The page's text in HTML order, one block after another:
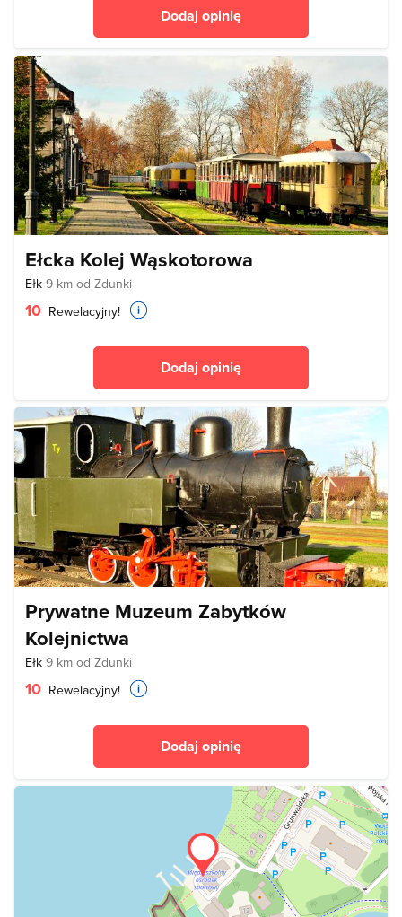
Dodaj opinię
Ełcka Kolej Wąskotorowa
Ełk 9 km od Zdunki
10 Rewelacyjny!
Dodaj opinię
Prywatne Muzeum Zabytków
Kolejnictwa
Ełk 9 km od Zdunki
10 Rewelacyjny!
Dodaj opinię